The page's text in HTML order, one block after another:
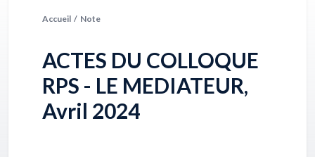
Accueil / Note
ACTES DU COLLOQUE
RPS - LE MEDIATEUR,
Avril 2024